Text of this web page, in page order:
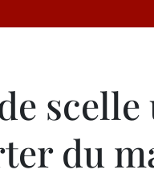
du